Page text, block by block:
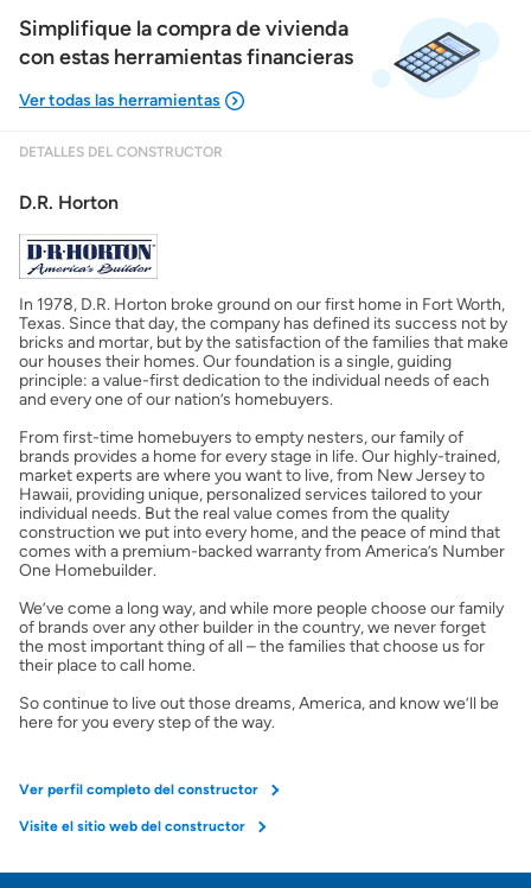
Simplifique la compra de vivienda
con estas herramientas financieras
Costos casa nueva vs. usada
Obtener mi puntaje de crédito
Calcular mi hipoteca
Obtener Aprobación Previa
Preparar mi casa para la venta
Seguro de propietarios
Obtener ofertas por mi casa
DETALLES DEL CONSTRUCTOR
D.R. Horton
In 1978, D.R. Horton broke ground on our first home in Fort Worth,
Texas. Since that day, the company has defined its success not by
bricks and mortar, but by the satisfaction of the families that make
our houses their homes. Our foundation is a single, guiding
principle: a value-first dedication to the individual needs of each
and every one of our nation’s homebuyers.
From first-time homebuyers to empty nesters, our family of
brands provides a home for every stage in life. Our highly-trained,
market experts are where you want to live, from New Jersey to
Hawaii, providing unique, personalized services tailored to your
individual needs. But the real value comes from the quality
construction we put into every home, and the peace of mind that
comes with a premium-backed warranty from America’s Number
One Homebuilder.
We’ve come a long way, and while more people choose our family
of brands over any other builder in the country, we never forget
the most important thing of all – the families that choose us for
their place to call home.
So continue to live out those dreams, America, and know we’ll be
here for you every step of the way.
Ver perfil completo del constructor
Visite el sitio web del constructor